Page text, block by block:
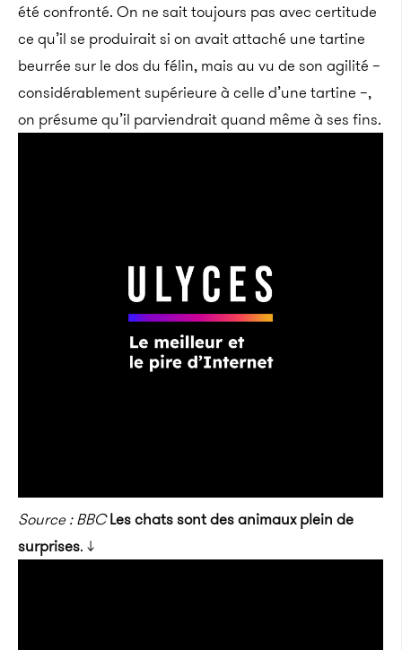
été confronté. On ne sait toujours pas avec certitude
ce qu’il se produirait si on avait attaché une tartine
beurrée sur le dos du félin, mais au vu de son agilité –
considérablement supérieure à celle d’une tartine –,
on présume qu’il parviendrait quand même à ses fins.
Source : BBC Les chats sont des animaux plein de
surprises. ↓